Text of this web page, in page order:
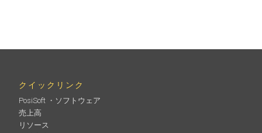
クイックリンク
PosiSoft ・ソフトウェア
売上高
リソース